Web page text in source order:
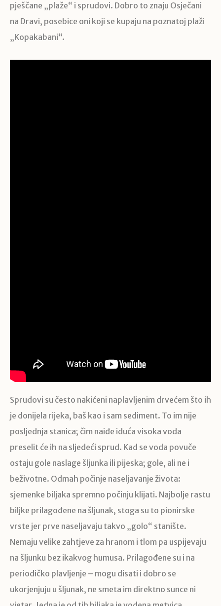
pješčane „plaže“ i sprudovi. Dobro to znaju Osječani
na Dravi, posebice oni koji se kupaju na poznatoj plaži
„Kopakabani“.
Sprudovi su često nakićeni naplavljenim drvećem što ih
je donijela rijeka, baš kao i sam sediment. To im nije
posljednja stanica; čim naiđe iduća visoka voda
preselit će ih na sljedeći sprud. Kad se voda povuče
ostaju gole naslage šljunka ili pijeska; gole, ali ne i
beživotne. Odmah počinje naseljavanje života:
sjemenke biljaka spremno počinju klijati. Najbolje rastu
biljke prilagođene na šljunak, stoga su to pionirske
vrste jer prve naseljavaju takvo „golo“ stanište.
Nemaju velike zahtjeve za hranom i tlom pa uspijevaju
na šljunku bez ikakvog humusa. Prilagođene su i na
periodičko plavljenje – mogu disati i dobro se
ukorjenjuju u šljunak, ne smeta im direktno sunce ni